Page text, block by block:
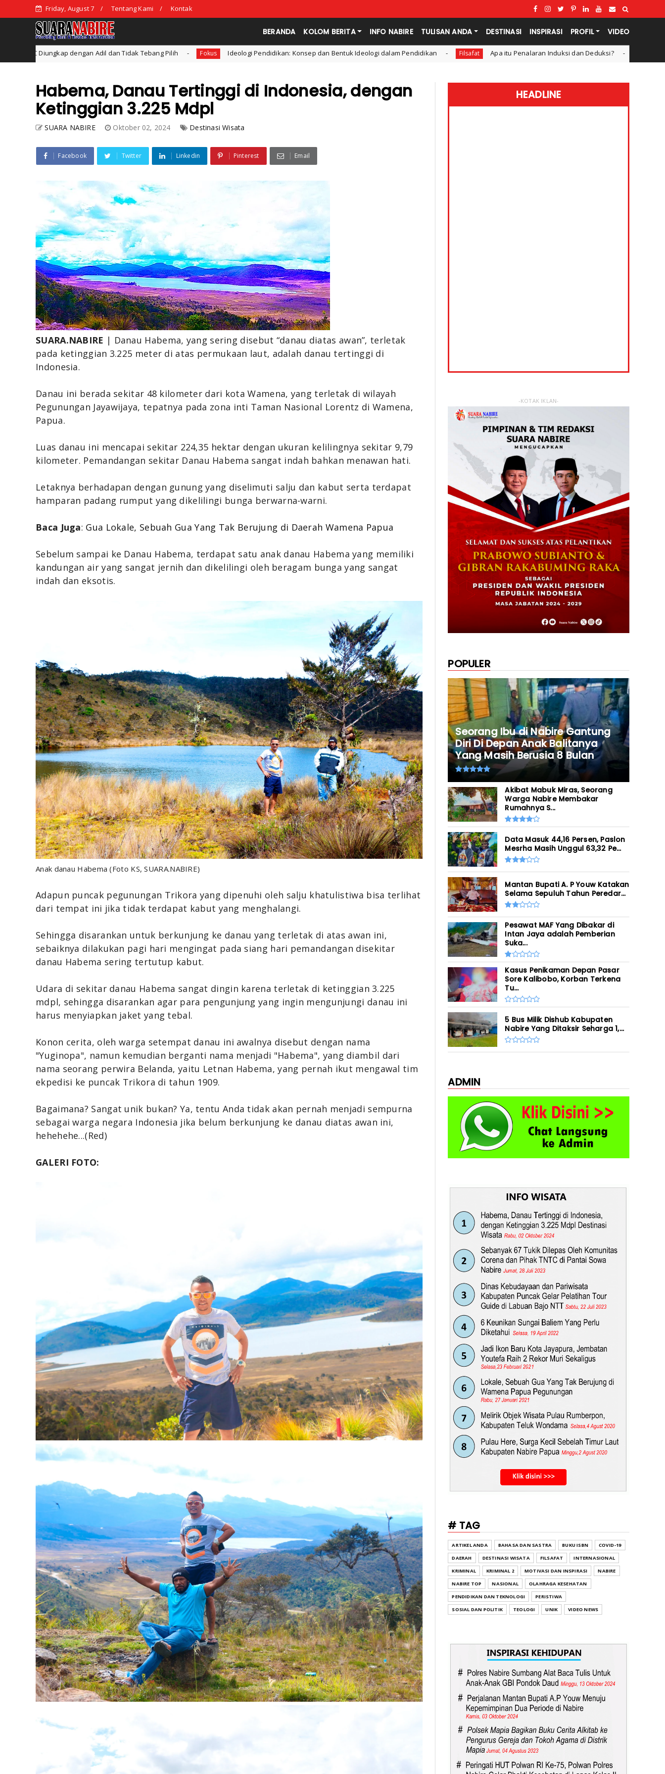
Friday, August 7 Tentang Kami Kontak
BERANDA KOLOM BERITA INFO NABIRE TULISAN ANDA DESTINASI INSPIRASI PROFIL VIDEO
Tidak Tebang Pilih Fokus Ideologi Pendidikan: Konsep dan Bentuk Ideologi dalam Pendidikan Filsafat Apa itu Penalaran Induksi dan Deduksi? Pendidikan dan Teknologi STKIP Nabire
Habema, Danau Tertinggi di Indonesia, dengan
Ketinggian 3.225 Mdpl
SUARA NABIRE Oktober 02, 2024 Destinasi Wisata
Facebook Twitter Linkedin Pinterest Email
SUARA.NABIRE | Danau Habema, yang sering disebut “danau diatas awan”, terletak
pada ketinggian 3.225 meter di atas permukaan laut, adalah danau tertinggi di
Indonesia.
Danau ini berada sekitar 48 kilometer dari kota Wamena, yang terletak di wilayah
Pegunungan Jayawijaya, tepatnya pada zona inti Taman Nasional Lorentz di Wamena,
Papua.
Luas danau ini mencapai sekitar 224,35 hektar dengan ukuran kelilingnya sekitar 9,79
kilometer. Pemandangan sekitar Danau Habema sangat indah bahkan menawan hati.
Letaknya berhadapan dengan gunung yang diselimuti salju dan kabut serta terdapat
hamparan padang rumput yang dikelilingi bunga berwarna-warni.
Baca Juga: Gua Lokale, Sebuah Gua Yang Tak Berujung di Daerah Wamena Papua
Sebelum sampai ke Danau Habema, terdapat satu anak danau Habema yang memiliki
kandungan air yang sangat jernih dan dikelilingi oleh beragam bunga yang sangat
indah dan eksotis.
Anak danau Habema (Foto KS, SUARA.NABIRE)
Adapun puncak pegunungan Trikora yang dipenuhi oleh salju khatulistiwa bisa terlihat
dari tempat ini jika tidak terdapat kabut yang menghalangi.
Sehingga disarankan untuk berkunjung ke danau yang terletak di atas awan ini,
sebaiknya dilakukan pagi hari mengingat pada siang hari pemandangan disekitar
danau Habema sering tertutup kabut.
Udara di sekitar danau Habema sangat dingin karena terletak di ketinggian 3.225
mdpl, sehingga disarankan agar para pengunjung yang ingin mengunjungi danau ini
harus menyiapkan jaket yang tebal.
Konon cerita, oleh warga setempat danau ini awalnya disebut dengan nama
"Yuginopa", namun kemudian berganti nama menjadi "Habema", yang diambil dari
nama seorang perwira Belanda, yaitu Letnan Habema, yang pernah ikut mengawal tim
ekpedisi ke puncak Trikora di tahun 1909.
Bagaimana? Sangat unik bukan? Ya, tentu Anda tidak akan pernah menjadi sempurna
sebagai warga negara Indonesia jika belum berkunjung ke danau diatas awan ini,
hehehehe...(Red)
GALERI FOTO:
HEADLINE
-KOTAK IKLAN-
POPULER
Seorang Ibu di Nabire Gantung
Diri Di Depan Anak Balitanya
Yang Masih Berusia 8 Bulan
Akibat Mabuk Miras, Seorang
Warga Nabire Membakar
Rumahnya S...
Data Masuk 44,16 Persen, Paslon
Mesrha Masih Unggul 63,32 Pe...
Mantan Bupati A. P Youw Katakan
Selama Sepuluh Tahun Peredar...
Pesawat MAF Yang Dibakar di
Intan Jaya adalah Pemberian
Suka...
Kasus Penikaman Depan Pasar
Sore Kalibobo, Korban Terkena
Tu...
5 Bus Milik Dishub Kabupaten
Nabire Yang Ditaksir Seharga 1,...
ADMIN
# TAG
ARTIKEL ANDA BAHASA DAN SASTRA BUKU ISBN
COVID-19
DAERAH
DESTINASI WISATA FILSAFAT
INTERNASIONAL
KRIMINAL
KRIMINAL 2 MOTIVASI DAN INSPIRASI
NABIRE
NABIRE TOP
NASIONAL
OLAHRAGA KESEHATAN
PENDIDIKAN DAN TEKNOLOGI
PERISTIWA
SOSIAL DAN POLITIK
TEOLOGI UNIK VIDEO NEWS